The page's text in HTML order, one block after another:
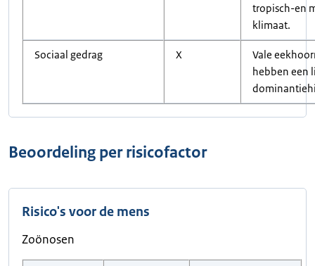
tropisch-en
klimaat.
Sociaal gedrag X
Vale
hebben een
Beoordeling per risicofactor
Risico's voor de mens
Zoönosen